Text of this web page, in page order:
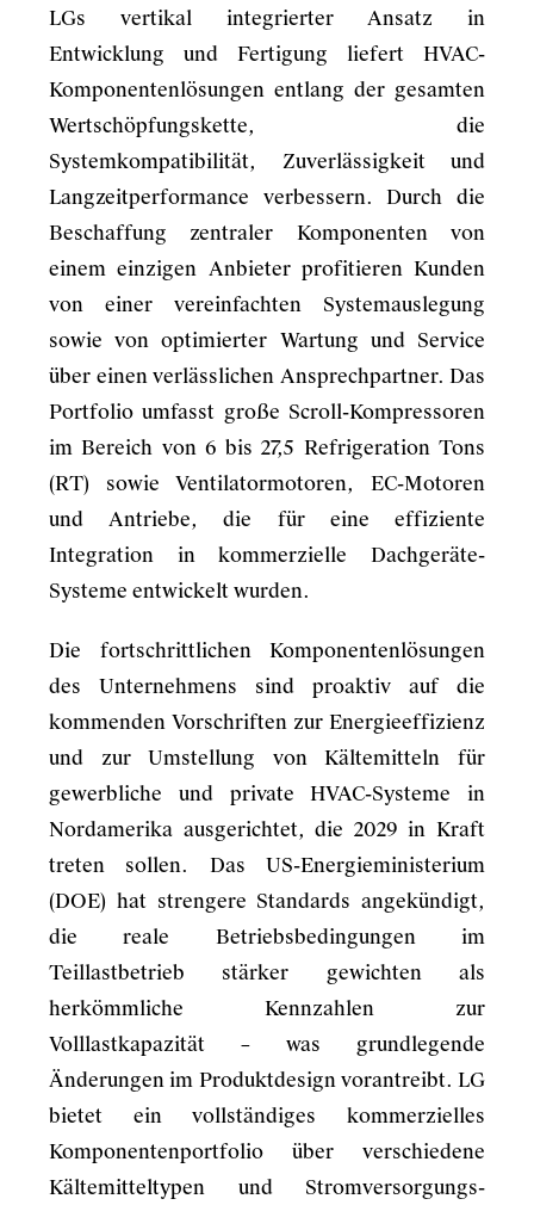
LGs vertikal integrierter Ansatz in
Entwicklung und Fertigung liefert HVAC-
Komponentenlösungen entlang der gesamten
Wertschöpfungskette, die
Systemkompatibilität, Zuverlässigkeit und
Langzeitperformance verbessern. Durch die
Beschaffung zentraler Komponenten von
einem einzigen Anbieter profitieren Kunden
von einer vereinfachten Systemauslegung
sowie von optimierter Wartung und Service
über einen verlässlichen Ansprechpartner. Das
Portfolio umfasst große Scroll-Kompressoren
im Bereich von 6 bis 27,5 Refrigeration Tons
(RT) sowie Ventilatormotoren, EC-Motoren
und Antriebe, die für eine effiziente
Integration in kommerzielle Dachgeräte-
Systeme entwickelt wurden.
Die fortschrittlichen Komponentenlösungen
des Unternehmens sind proaktiv auf die
kommenden Vorschriften zur Energieeffizienz
und zur Umstellung von Kältemitteln für
gewerbliche und private HVAC-Systeme in
Nordamerika ausgerichtet, die 2029 in Kraft
treten sollen. Das US-Energieministerium
(DOE) hat strengere Standards angekündigt,
die reale Betriebsbedingungen im
Teillastbetrieb stärker gewichten als
herkömmliche Kennzahlen zur
Volllastkapazität – was grundlegende
Änderungen im Produktdesign vorantreibt. LG
bietet ein vollständiges kommerzielles
Komponentenportfolio über verschiedene
Kältemitteltypen und Stromversorgungs-